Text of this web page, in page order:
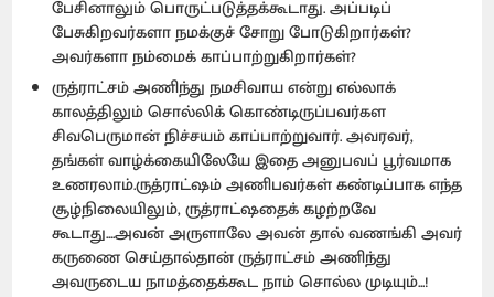
பேசினாலும் பொருட்படுத்தக்கூடாது. அப்படிப்
பேசுகிறவர்களா நமக்குச் சோறு போடுகிறார்கள்?
அவர்களா நம்மைக் காப்பாற்றுகிறார்கள்?
ருத்ராட்சம் அணிந்து நமசிவாய என்று எல்லாக்
காலத்திலும் சொல்லிக் கொண்டிருப்பவர்கள
சிவபெருமான் நிச்சயம் காப்பாற்றுவார். அவரவர்,
தங்கள் வாழ்க்கையிலேயே இதை அனுபவப் பூர்வமாக
உணரலாம்.ருத்ராட்ஷம் அணிபவர்கள் கண்டிப்பாக எந்த
சூழ்நிலையிலும், ருத்ராட்ஷதைக் கழற்றவே
கூடாது....அவன் அருளாலே அவன் தால் வணங்கி அவர்
கருணை செய்தால்தான் ருத்ராட்சம் அணிந்து
அவருடைய நாமத்தைக்கூட நாம் சொல்ல முடியும்...!